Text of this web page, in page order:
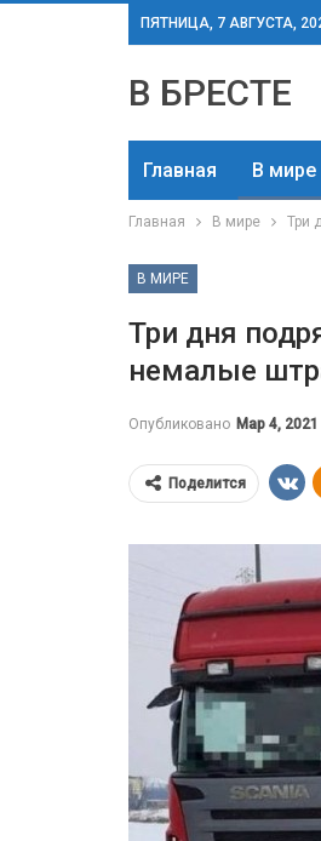
ПЯТНИЦА, 7 АВГУСТА,
В БРЕСТЕ
Главная В мире
Главная В мире Три
В МИРЕ
Три дня
немалые
Опубликовано Мар 4, 2021
Поделится